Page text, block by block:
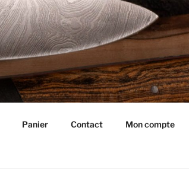
Panier Contact Mon compte